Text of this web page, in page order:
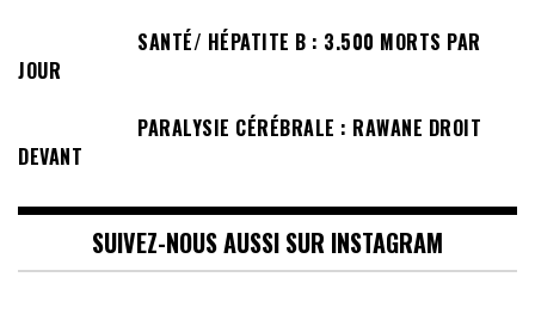
SANTÉ/ HÉPATITE B : 3.500 MORTS PAR
JOUR
PARALYSIE CÉRÉBRALE : RAWANE DROIT
DEVANT
SUIVEZ-NOUS AUSSI SUR INSTAGRAM